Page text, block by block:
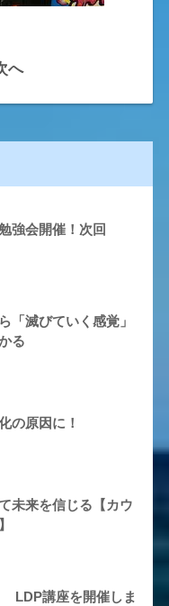
へ
強会開催！次回
「滅びていく感覚」
る
の原因に！
未来を信じる【カウ
LDP講座を開催しま